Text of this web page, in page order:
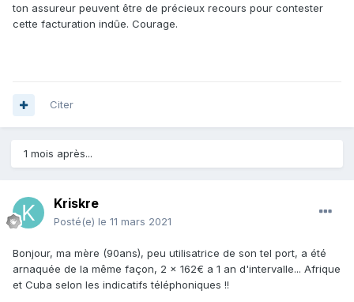
ton assureur peuvent être de précieux recours pour contester
cette facturation indûe. Courage.
Citer
1 mois après...
Kriskre
Posté(e) le 11 mars 2021
Bonjour, ma mère (90ans), peu utilisatrice de son tel port, a été
arnaquée de la même façon, 2 x 162€ a 1 an d'intervalle... Afrique
et Cuba selon les indicatifs téléphoniques !!